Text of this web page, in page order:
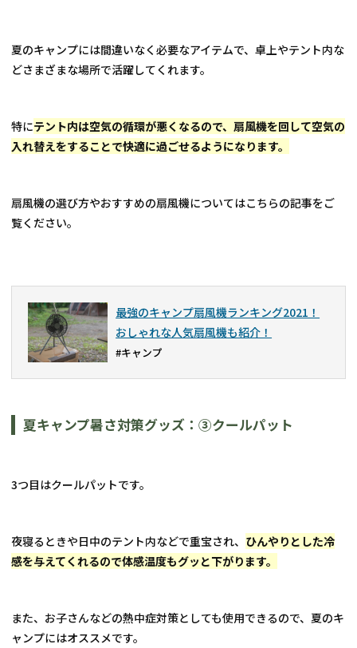
夏のキャンプには間違いなく必要なアイテムで、卓上やテント内な
どさまざまな場所で活躍してくれます。
特にテント内は空気の循環が悪くなるので、扇風機を回して空気の
入れ替えをすることで快適に過ごせるようになります。
扇風機の選び方やおすすめの扇風機についてはこちらの記事をご
覧ください。
最強のキャンプ扇風機ランキング2021！
おしゃれな人気扇風機も紹介！
#キャンプ
夏キャンプ暑さ対策グッズ：③クールパット
3つ目はクールパットです。
夜寝るときや日中のテント内などで重宝され、 ひんやりとした冷
感を与えてくれるので体感温度もグッと下がります。
また、お子さんなどの熱中症対策としても使用できるので、夏のキ
ャンプにはオススメです。